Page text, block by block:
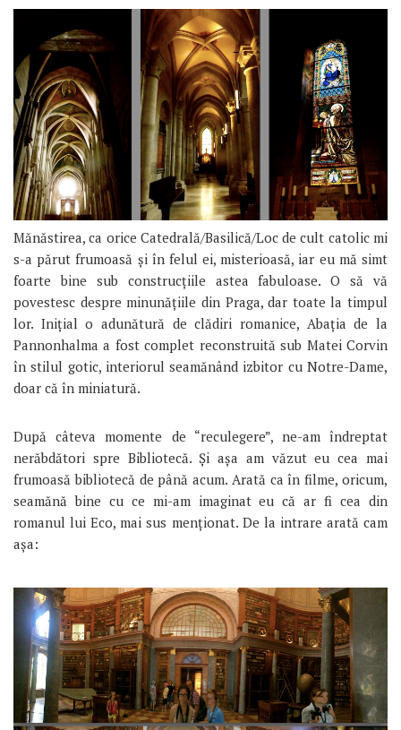
Mănăstirea, ca orice Catedrală/Basilică/Loc de cult catolic mi
s-a părut frumoasă și în felul ei, misterioasă, iar eu mă simt
foarte bine sub construcțiile astea fabuloase. O să vă
povestesc despre minunățiile din Praga, dar toate la timpul
lor. Inițial o adunătură de clădiri romanice, Abația de la
Pannonhalma a fost complet reconstruită sub Matei Corvin
în stilul gotic, interiorul seamănând izbitor cu Notre-Dame,
doar că în miniatură.
După câteva momente de “reculegere”, ne-am îndreptat
nerăbdători spre Bibliotecă. Și așa am văzut eu cea mai
frumoasă bibliotecă de până acum. Arată ca în filme, oricum,
seamănă bine cu ce mi-am imaginat eu că ar fi cea din
romanul lui Eco, mai sus menționat. De la intrare arată cam
așa: